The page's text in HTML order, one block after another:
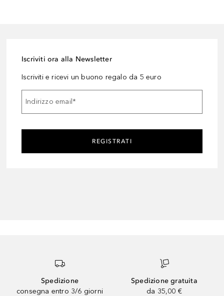
Iscriviti ora alla Newsletter
Iscriviti e ricevi un buono regalo da 5 euro
Indirizzo email*
REGISTRATI
Spedizione
consegna entro 3/6 giorni
Spedizione gratuita
da 35,00 €